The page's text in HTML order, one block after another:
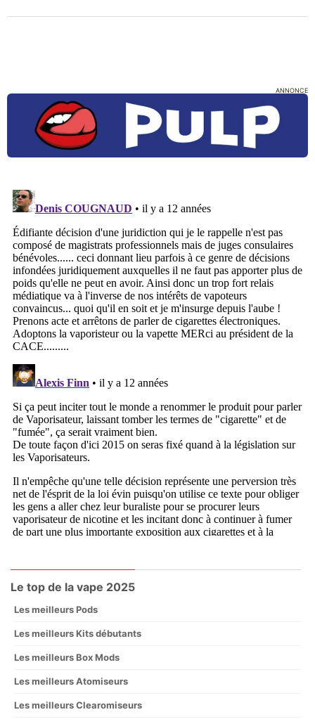
ANNONCE
Le top de la vape 2025
Les meilleurs Pods
Les meilleurs Kits débutants
Les meilleurs Box Mods
Les meilleurs Atomiseurs
Les meilleurs Clearomiseurs